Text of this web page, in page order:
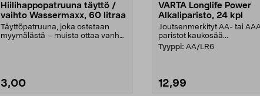
Hiilihappopatruuna täyttö /
vaihto Wassermaxx, 60 litraa
Täyttöpatruuna, joka ostetaan
myymälästä – muista ottaa vanha
3,00
VARTA Longlife Power
Alkaliparisto, 24 kpl
Joutsenmerkityt AA- tai
paristot kaukosää...
Tyyppi: AA/LR6
12,99